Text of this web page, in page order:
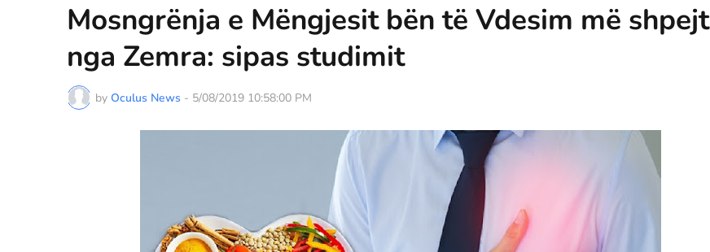
Mosngrënja e Mëngjesit bën të Vdesim më shpejt
nga Zemra: sipas studimit
by Oculus News - 5/08/2019 10:58:00 PM